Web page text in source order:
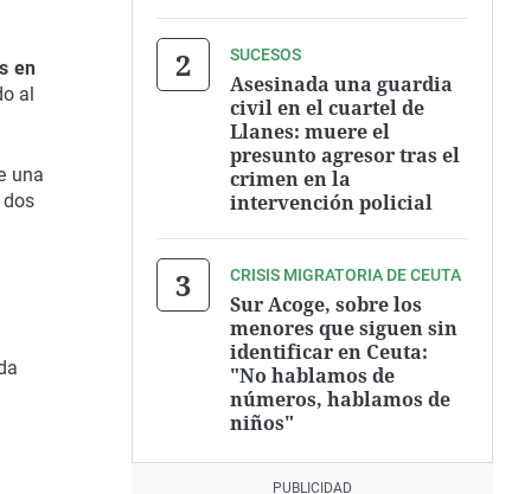
en
al
una
SUCESOS
Asesinada una guardia
civil en el cuartel de
Llanes: muere el
presunto agresor tras el
crimen en la
intervención policial
CRISIS MIGRATORIA DE CEUTA
Sur Acoge, sobre los
menores que siguen sin
identificar en Ceuta:
"No hablamos de
números, hablamos de
niños"